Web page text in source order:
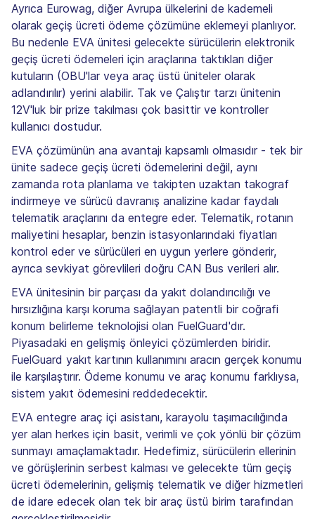
Ayrıca Eurowag, diğer Avrupa ülkelerini de kademeli
olarak geçiş ücreti ödeme çözümüne eklemeyi planlıyor.
Bu nedenle EVA ünitesi gelecekte sürücülerin elektronik
geçiş ücreti ödemeleri için araçlarına taktıkları diğer
kutuların (OBU'lar veya araç üstü üniteler olarak
adlandırılır) yerini alabilir. Tak ve Çalıştır tarzı ünitenin
12V'luk bir prize takılması çok basittir ve kontroller
kullanıcı dostudur.
EVA çözümünün ana avantajı kapsamlı olmasıdır - tek bir
ünite sadece geçiş ücreti ödemelerini değil, aynı
zamanda rota planlama ve takipten uzaktan takograf
indirmeye ve sürücü davranış analizine kadar faydalı
telematik araçlarını da entegre eder. Telematik, rotanın
maliyetini hesaplar, benzin istasyonlarındaki fiyatları
kontrol eder ve sürücüleri en uygun yerlere gönderir,
ayrıca sevkiyat görevlileri doğru CAN Bus verileri alır.
EVA ünitesinin bir parçası da yakıt dolandırıcılığı ve
hırsızlığına karşı koruma sağlayan patentli bir coğrafi
konum belirleme teknolojisi olan FuelGuard'dır.
Piyasadaki en gelişmiş önleyici çözümlerden biridir.
FuelGuard yakıt kartının kullanımını aracın gerçek konumu
ile karşılaştırır. Ödeme konumu ve araç konumu farklıysa,
sistem yakıt ödemesini reddedecektir.
EVA entegre araç içi asistanı, karayolu taşımacılığında
yer alan herkes için basit, verimli ve çok yönlü bir çözüm
sunmayı amaçlamaktadır. Hedefimiz, sürücülerin ellerinin
ve görüşlerinin serbest kalması ve gelecekte tüm geçiş
ücreti ödemelerinin, gelişmiş telematik ve diğer hizmetleri
de idare edecek olan tek bir araç üstü birim tarafından